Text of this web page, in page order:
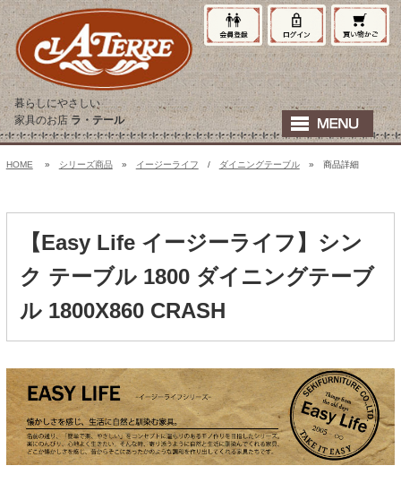
暮らしにやさしい
家具のお店ラ・テール
HOME » シリーズ商品» イージーライフ / ダイニングテーブル» 商品詳細
【Easy Life イージーライフ】シン
ク テーブル 1800 ダイニングテーブ
ル 1800X860 CRASH